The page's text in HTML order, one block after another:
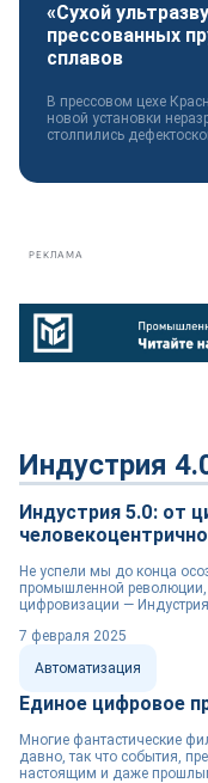
«Сухой
прессованных
сплавов
В прессовом цехе
новой установки
столпились
РЕКЛАМА
Индустрия
Индустрия 5.0: от
Не успели мы до конца
промышленной революции,
цифровизации —
Автоматизация
7 февраля 2025
Единое цифровое
Многие фантастические
давно, так что события,
настоящим и даже